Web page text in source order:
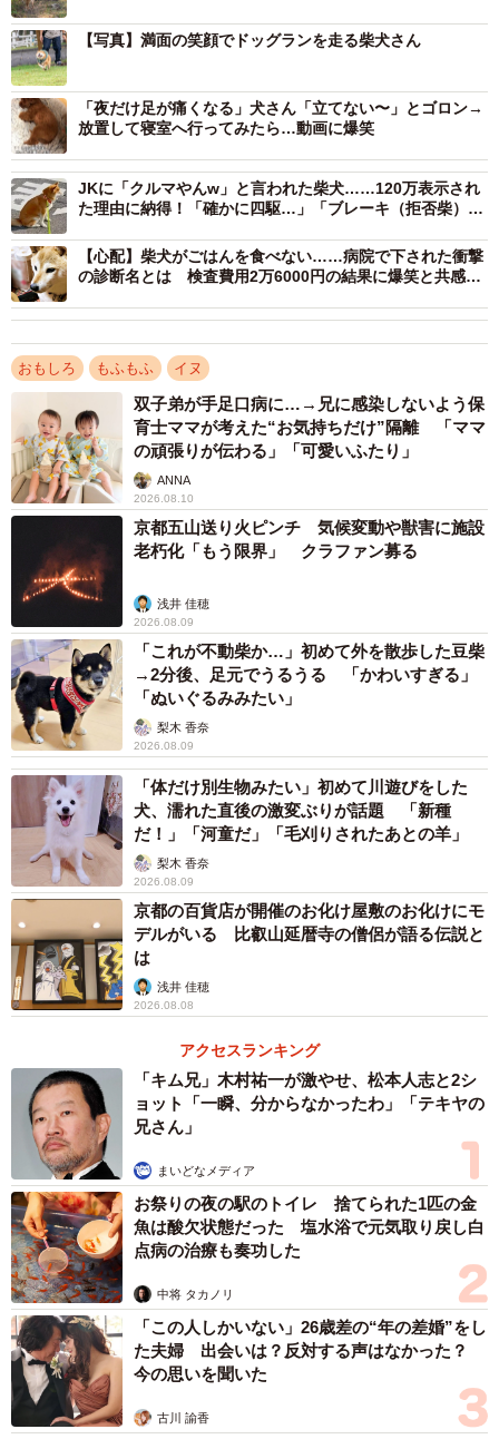
2/5
バタン！幸いおケガはなかったそう（画像提供：柴犬たけちよさん）
「
たくさんのコメントにリポストありがとうございます
転倒直後にすぐに互いに怪我はないか確認しました
ここは長野県上田市の丸子城址山
真田家の城があったところ
これも真田の祟り…だったのかな？
また、両者ともに無事であったことを報告し、飼い主さ
んがかがみこんでたけちよちゃんの背に手をのせている写
真を投稿しました。
【写真】満面の笑顔でドッグランを走る柴犬さん
「夜だけ足が痛くなる」犬さん「立てない〜」とゴロン→
放置して寝室へ行ってみたら…動画に爆笑
JKに「クルマやんw」と言われた柴犬……120万表示され
た理由に納得！「確かに四駆…」「ブレーキ（拒否柴）あ
【心配】柴犬がごはんを食べない……病院で下された衝撃
の診断名とは 検査費用2万6000円の結果に爆笑と共感の
おもしろ もふもふ イヌ
双子弟が手足口病に…→兄に感染しないよう保
育士ママが考えた“お気持ちだけ”隔離 「ママ
の頑張りが伝わる」「可愛いふたり」
ANNA
2026.08.10
京都五山送り火ピンチ 気候変動や獣害に施設
老朽化「もう限界」 クラファン募る
浅井 佳穂
2026.08.09
「これが不動柴か…」初めて外を散歩した豆柴
→2分後、足元でうるうる 「かわいすぎる」
「ぬいぐるみみたい」
梨木 香奈
2026.08.09
「体だけ別生物みたい」初めて川遊びをした
犬、濡れた直後の激変ぶりが話題 「新種
だ！」「河童だ」「毛刈りされたあとの羊」
梨木 香奈
2026.08.09
京都の百貨店が開催のお化け屋敷のお化けにモ
デルがいる 比叡山延暦寺の僧侶が語る伝説と
は
浅井 佳穂
2026.08.08
アクセスランキング
「キム兄」木村祐一が激やせ、松本人志と2シ
ョット「一瞬、分からなかったわ」「テキヤの
兄さん」
まいどなメディア
お祭りの夜の駅のトイレ 捨てられた1匹の金
魚は酸欠状態だった 塩水浴で元気取り戻し白
点病の治療も奏功した
中将 タカノリ
「この人しかいない」26歳差の“年の差婚”をし
た夫婦 出会いは？反対する声はなかった？
今の思いを聞いた
古川 諭香